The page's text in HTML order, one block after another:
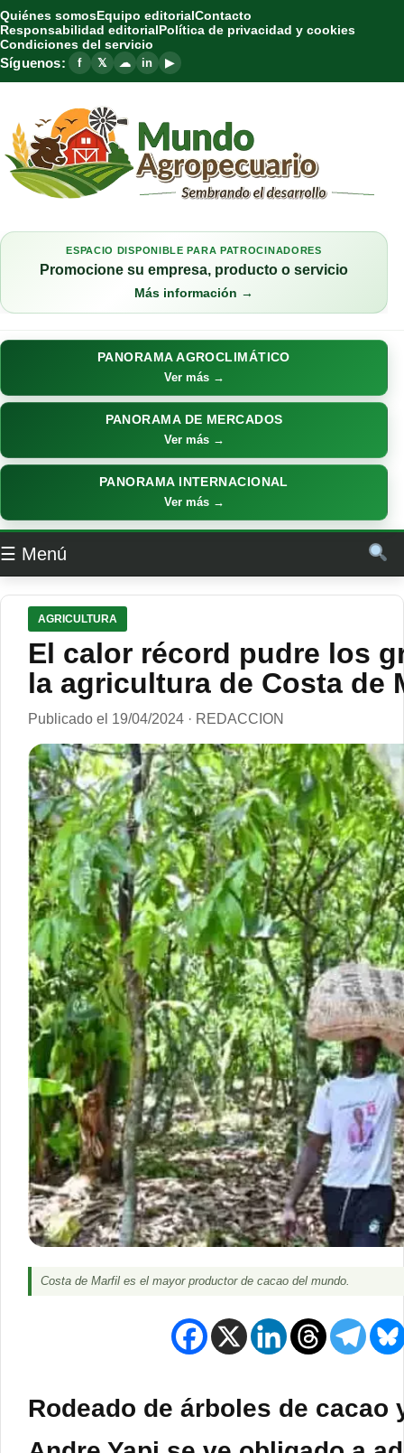
Quiénes somosEquipo editorialContacto
Responsabilidad editorialPolítica de privacidad y cookies
Condiciones del servicio
Síguenos: f 𝕏 ☁ in ▶
ESPACIO DISPONIBLE PARA PATROCINADORES
Promocione su empresa, producto o servicio
Más información →
PANORAMA AGROCLIMÁTICO
Ver más →
PANORAMA DE MERCADOS
Ver más →
PANORAMA INTERNACIONAL
Ver más →
☰ Menú
AGRICULTURA
El calor récord pudre los
la agricultura de Costa de
Publicado el 19/04/2024 · REDACCION
Costa de Marfil es el mayor productor de cacao del mundo.
Rodeado de árboles de